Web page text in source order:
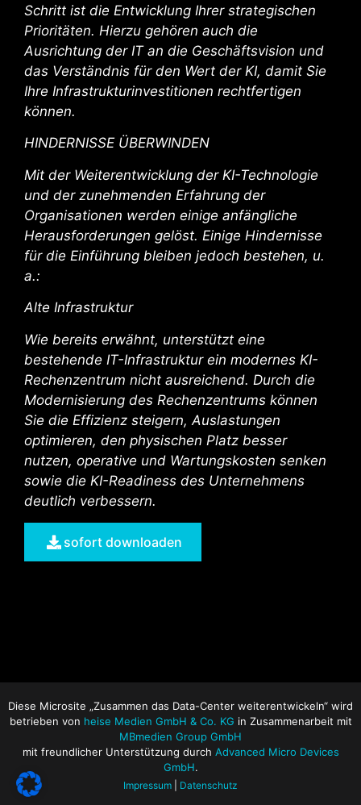
Schritt ist die Entwicklung Ihrer strategischen
Prioritäten. Hierzu gehören auch die
Ausrichtung der IT an die Geschäftsvision und
das Verständnis für den Wert der KI, damit Sie
Ihre Infrastrukturinvestitionen rechtfertigen
können.
HINDERNISSE ÜBERWINDEN
Mit der Weiterentwicklung der KI-Technologie
und der zunehmenden Erfahrung der
Organisationen werden einige anfängliche
Herausforderungen gelöst. Einige Hindernisse
für die Einführung bleiben jedoch bestehen, u.
a.:
Alte Infrastruktur
Wie bereits erwähnt, unterstützt eine
bestehende IT-Infrastruktur ein modernes KI-
Rechenzentrum nicht ausreichend. Durch die
Modernisierung des Rechenzentrums können
Sie die Effizienz steigern, Auslastungen
optimieren, den physischen Platz besser
nutzen, operative und Wartungskosten senken
sowie die KI-Readiness des Unternehmens
deutlich verbessern.
sofort downloaden
Diese Microsite „Zusammen das Data-Center weiterentwickeln“ wird
betrieben von heise Medien GmbH & Co. KG in Zusammenarbeit mit
MBmedien Group GmbH
mit freundlicher Unterstützung durch Advanced Micro Devices
GmbH.
Impressum Datenschutz